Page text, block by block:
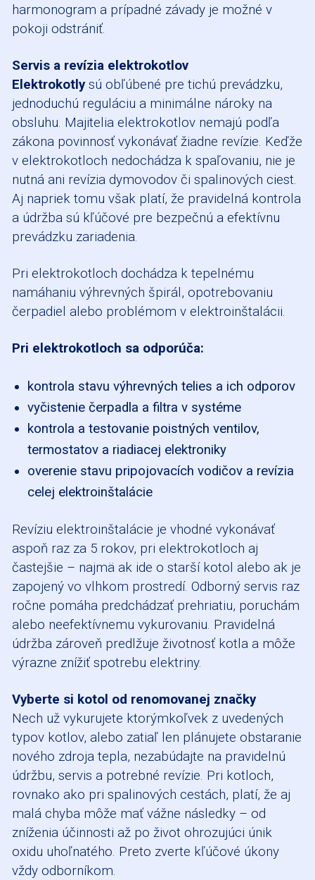
harmonogram a prípadné závady je možné v
pokoji odstrániť.
Servis a revízia elektrokotlov
Elektrokotlysú obľúbené pre tichú prevádzku,
jednoduchú reguláciu a minimálne nároky na
obsluhu. Majitelia elektrokotlov nemajú podľa
zákona povinnosť vykonávať žiadne revízie. Keďže
v elektrokotloch nedochádza k spaľovaniu, nie je
nutná ani revízia dymovodov či spalinových ciest.
Aj napriek tomu však platí, že pravidelná kontrola
a údržba sú kľúčové pre bezpečnú a efektívnu
prevádzku zariadenia.
Pri elektrokotloch dochádza k tepelnému
namáhaniu výhrevných špirál, opotrebovaniu
čerpadiel alebo problémom v elektroinštalácii.
Pri elektrokotloch sa odporúča:
kontrola stavu výhrevných telies a ich odporov
vyčistenie čerpadla a filtra v systéme
kontrola a testovanie poistných ventilov,
termostatov a riadiacej elektroniky
overenie stavu pripojovacích vodičov a revízia
celej elektroinštalácie
Revíziu elektroinštalácie je vhodné vykonávať
aspoň raz za 5 rokov, pri elektrokotloch aj
častejšie – najmä ak ide o starší kotol alebo ak je
zapojený vo vlhkom prostredí. Odborný servis raz
ročne pomáha predchádzať prehriatiu, poruchám
alebo neefektívnemu vykurovaniu. Pravidelná
údržba zároveň predlžuje životnosť kotla a môže
výrazne znížiť spotrebu elektriny.
Vyberte si kotol od renomovanej značky
Nech už vykurujete ktorýmkoľvek z uvedených
typov kotlov, alebo zatiaľ len plánujete obstaranie
nového zdroja tepla, nezabúdajte na pravidelnú
údržbu, servis a potrebné revízie. Pri kotloch,
rovnako ako pri spalinových cestách, platí, že aj
malá chyba môže mať vážne následky – od
zníženia účinnosti až po život ohrozujúci únik
oxidu uhoľnatého. Preto zverte kľúčové úkony
vždy odborníkom.